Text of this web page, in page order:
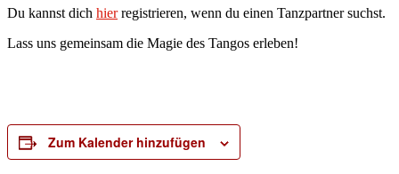
Du kannst dich hierregistrieren, wenn du einen Tanzpartner suchst.
Lass uns gemeinsam die Magie des Tangos erleben!
Zum Kalender hinzufügen